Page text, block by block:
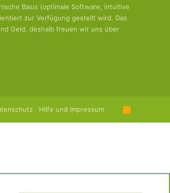
Basis (optimale Software, intuitive
zur Verfügung gestellt wird. Das
Geld, deshalb freuen wir uns über
Hilfe und Impressum
R
S
S